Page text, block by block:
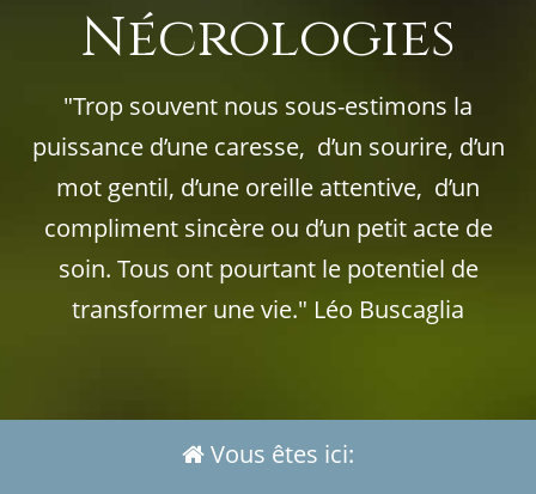
Nécrologies
"Trop souvent nous sous-estimons la
puissance d’une caresse, d’un sourire, d’un
mot gentil, d’une oreille attentive, d’un
compliment sincère ou d’un petit acte de
soin. Tous ont pourtant le potentiel de
transformer une vie." Léo Buscaglia
Vous êtes ici: